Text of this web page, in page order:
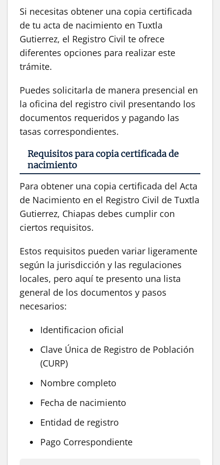
Si necesitas obtener una copia certificada
de tu acta de nacimiento en Tuxtla
Gutierrez, el Registro Civil te ofrece
diferentes opciones para realizar este
trámite.
Puedes solicitarla de manera presencial en
la oficina del registro civil presentando los
documentos requeridos y pagando las
tasas correspondientes.
Requisitos para copia certificada de
nacimiento
Para obtener una copia certificada del Acta
de Nacimiento en el Registro Civil de Tuxtla
Gutierrez, Chiapas debes cumplir con
ciertos requisitos.
Estos requisitos pueden variar ligeramente
según la jurisdicción y las regulaciones
locales, pero aquí te presento una lista
general de los documentos y pasos
necesarios:
Identificacion oficial
Clave Única de Registro de Población
(CURP)
Nombre completo
Fecha de nacimiento
Entidad de registro
Pago Correspondiente